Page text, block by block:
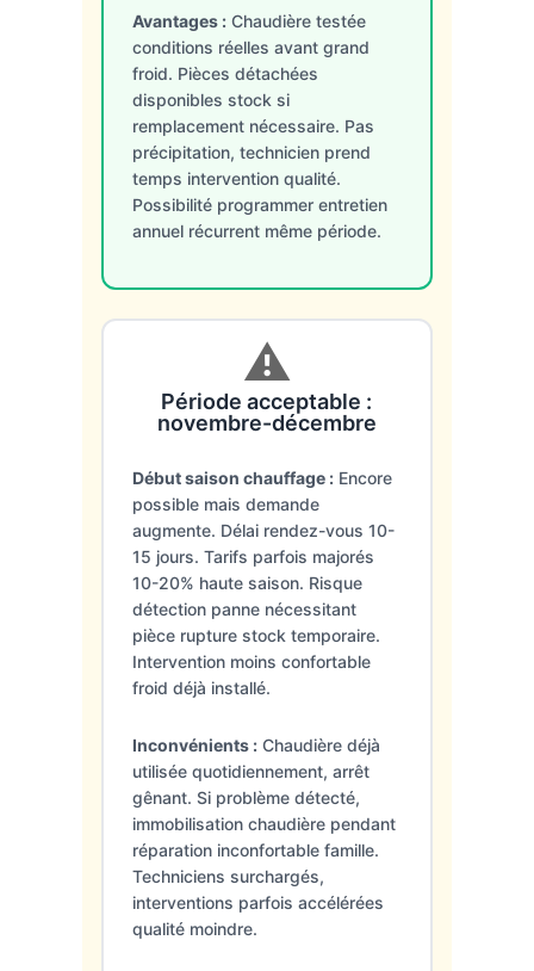
Avantages :Chaudière testée
conditions réelles avant grand
froid. Pièces détachées
disponibles stock si
remplacement nécessaire. Pas
précipitation, technicien prend
temps intervention qualité.
Possibilité programmer entretien
annuel récurrent même période.
⚠️
Période acceptable :
novembre-décembre
Début saison chauffage :Encore
possible mais demande
augmente. Délai rendez-vous 10-
15 jours. Tarifs parfois majorés
10-20% haute saison. Risque
détection panne nécessitant
pièce rupture stock temporaire.
Intervention moins confortable
froid déjà installé.
Inconvénients :Chaudière déjà
utilisée quotidiennement, arrêt
gênant. Si problème détecté,
immobilisation chaudière pendant
réparation inconfortable famille.
Techniciens surchargés,
interventions parfois accélérées
qualité moindre.